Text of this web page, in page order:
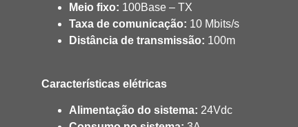
Meio fixo: 100Base – TX
Taxa de comunicação: 10 Mbits/s
Distância de transmissão: 100m
Características elétricas
Alimentação do sistema: 24Vdc